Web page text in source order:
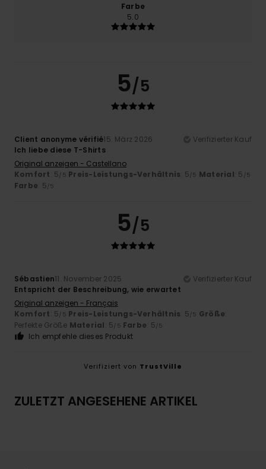
Farbe
5.0
5/5
Client anonyme vérifié15. März 2026
Verifizierter Kauf
Ich liebe diese T-Shirts
Original anzeigen - Castellano
Komfort: 5/5 Preis-Leistungs-Verhältnis: 5/5 Material: 5 /5
Farbe: 5/5
5/5
Sébastien11. November 2025
Verifizierter Kauf
Entspricht der Beschreibung, wie erwartet
Original anzeigen - Français
Komfort: 5/5 Preis-Leistungs-Verhältnis: 5/5 Größe:
Perfekte Größe Material: 5/5 Farbe: 5/5
Ich empfehle dieses Produkt
Verifiziert von TrustVille
ZULETZT ANGESEHENE ARTIKEL